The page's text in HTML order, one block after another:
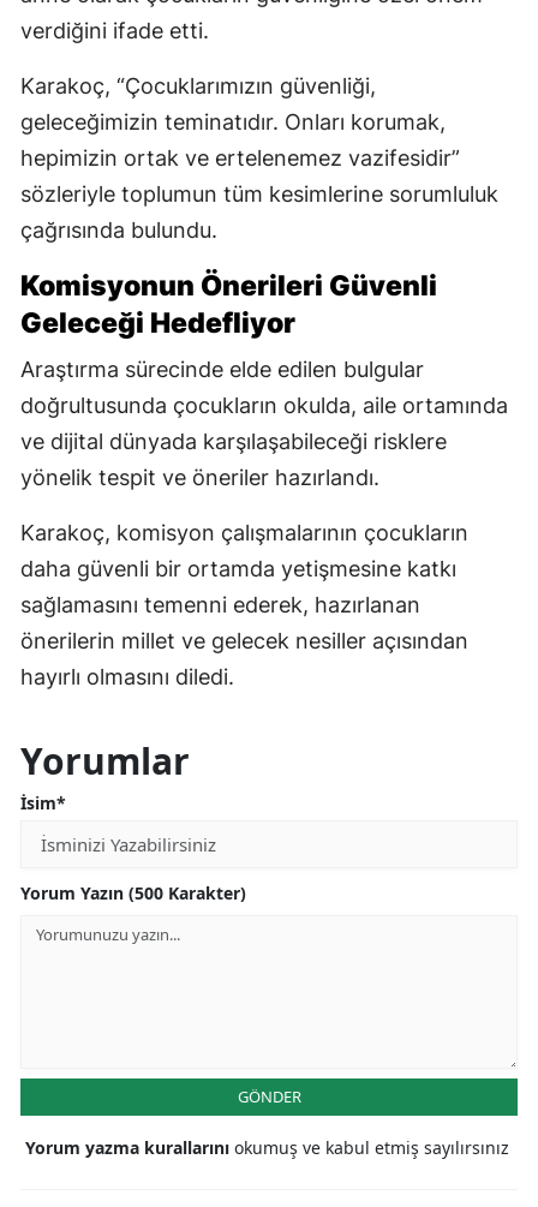
verdiğini ifade etti.
Karakoç, “Çocuklarımızın güvenliği,
geleceğimizin teminatıdır. Onları korumak,
hepimizin ortak ve ertelenemez vazifesidir”
sözleriyle toplumun tüm kesimlerine sorumluluk
çağrısında bulundu.
Komisyonun Önerileri Güvenli
Geleceği Hedefliyor
Araştırma sürecinde elde edilen bulgular
doğrultusunda çocukların okulda, aile ortamında
ve dijital dünyada karşılaşabileceği risklere
yönelik tespit ve öneriler hazırlandı.
Karakoç, komisyon çalışmalarının çocukların
daha güvenli bir ortamda yetişmesine katkı
sağlamasını temenni ederek, hazırlanan
önerilerin millet ve gelecek nesiller açısından
hayırlı olmasını diledi.
Yorumlar
İsim*
Yorum Yazın (500 Karakter)
GÖNDER
Yorum yazma kurallarını okumuş ve kabul etmiş sayılırsınız